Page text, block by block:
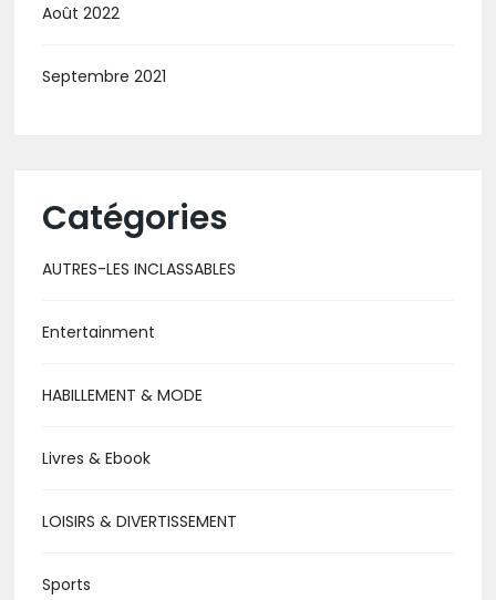
Août 2022
Septembre 2021
Catégories
AUTRES-LES INCLASSABLES
Entertainment
HABILLEMENT & MODE
Livres & Ebook
LOISIRS & DIVERTISSEMENT
Sports